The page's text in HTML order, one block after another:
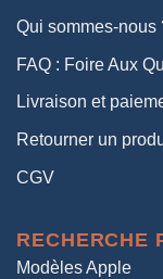
Qui sommes-nous
FAQ : Foire Aux
Livraison et
Retourner un
CGV
RECHERCHE
Modèles Apple